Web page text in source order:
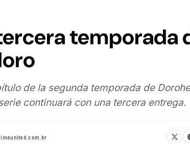
temporada
de la segunda temporada de
continuará con una tercera entrega.